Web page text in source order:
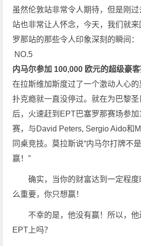
虽然伦敦站非常令人期待，但是刚
站也非常让人怀念，今天，我们就
罗那站的那些令人印象深刻的瞬间：
NO.5
内马尔参加 100,000 欧元的超级豪
在拉斯维加斯度过了一个激动人心
扑克瘾就一直没停过。就在为巴黎
后，火速赶到EPT巴塞罗那赛场参
赛，与David Peters, Sergio Aido和
同桌竞技。莫拉斯说“内马尔打牌不
赢！”
确实，当你的财富达到一定程
么重要，你只想赢！
不幸的是，他没有赢！所以，
EPT上吗？